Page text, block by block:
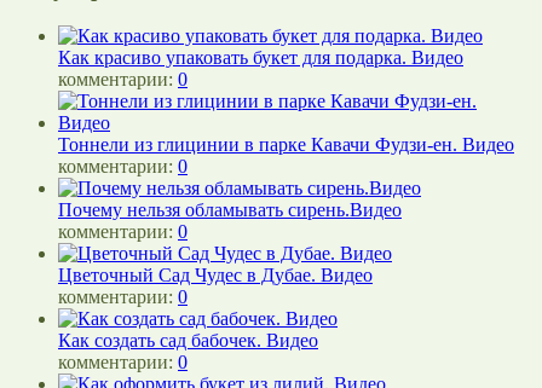
Как красиво упаковать букет для подарка. Видео
комментарии: 0
Тоннели из глицинии в парке Кавачи Фудзи-ен. Видео
комментарии: 0
Почему нельзя обламывать сирень.Видео
комментарии: 0
Цветочный Сад Чудес в Дубае. Видео
комментарии: 0
Как создать сад бабочек. Видео
комментарии: 0